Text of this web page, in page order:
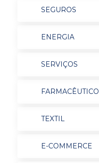
SEGUROS
ENERGIA
SERVIÇOS
FARMACÊUTICO
TEXTIL
E-COMMERCE